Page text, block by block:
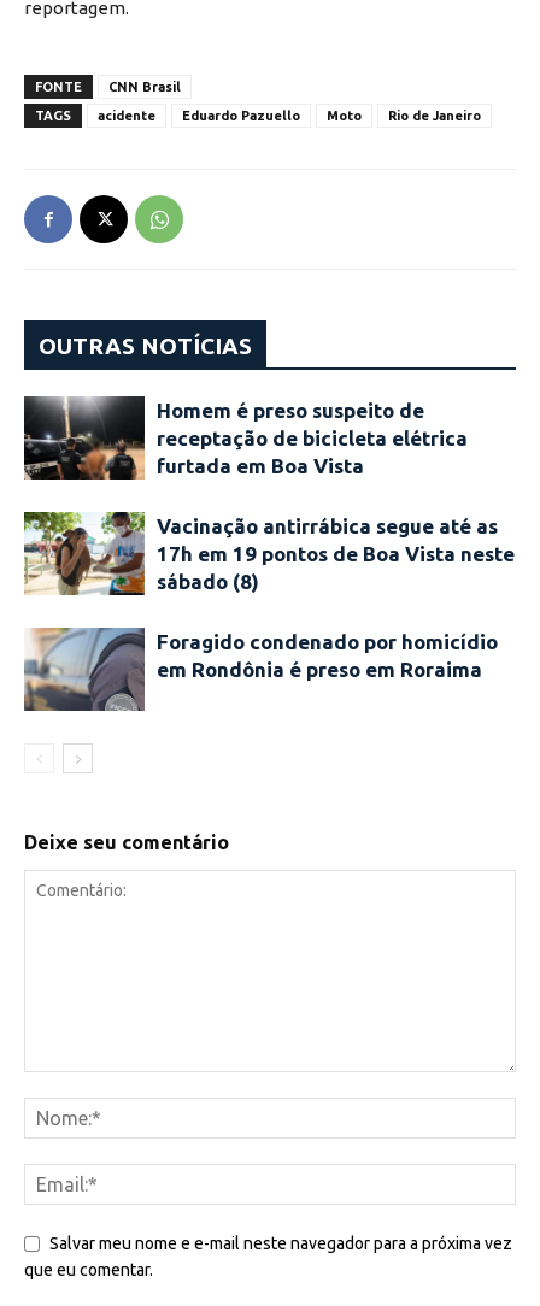
reportagem.
FONTE
CNN Brasil
TAGS
acidente Eduardo Pazuello Moto Rio de Janeiro
OUTRAS NOTÍCIAS
Homem é preso suspeito de
receptação de bicicleta elétrica
furtada em Boa Vista
Vacinação antirrábica segue até as
17h em 19 pontos de Boa Vista neste
sábado (8)
Foragido condenado por homicídio
em Rondônia é preso em Roraima
Deixe seu comentário
Salvar meu nome e e-mail neste navegador para a próxima vez
que eu comentar.